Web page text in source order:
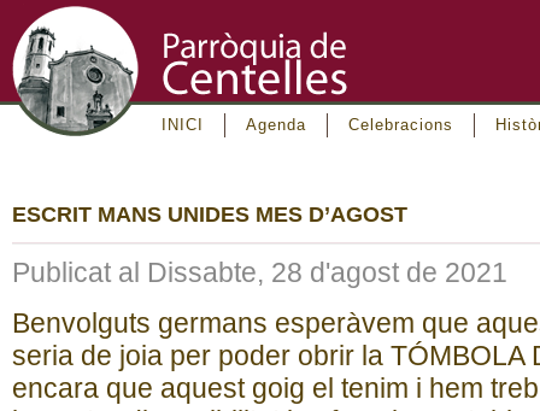
INICI Agenda Celebracions
ESCRIT MANS UNIDES MES D’AGOST
Publicat al Dissabte, 28 d'agost de 2021
Benvolguts germans esperàvem que
seria de joia per poder obrir la TÓMBOLA
encara que aquest goig el tenim i hem